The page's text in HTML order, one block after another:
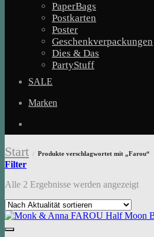
PaperBags
Postkarten
Poster
Geschenkverpackungen
Dies & Das
PartyStuff
SALE
Marken
Start / Produkte verschlagwortet mit „Farou“
Filter
Alle 2 Ergebnisse werden angezeigtNach